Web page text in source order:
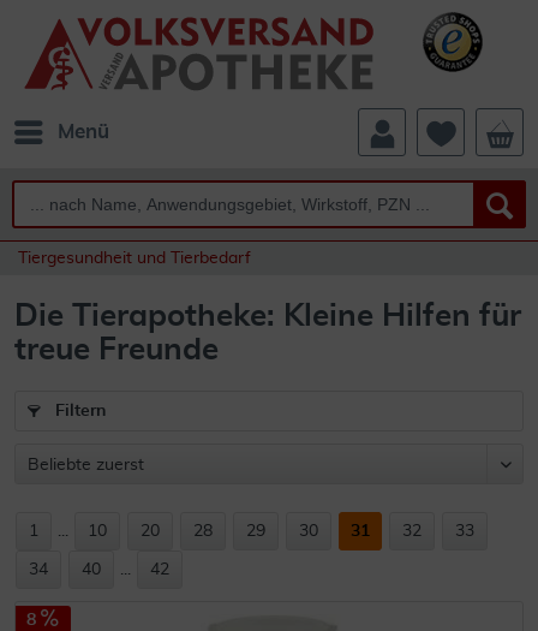
Menü
Tiergesundheit und Tierbedarf
Die Tierapotheke: Kleine Hilfen für
treue Freunde
Filtern
1 ... 10 20 28 29 30 31 32 33
34 40 ... 42
8